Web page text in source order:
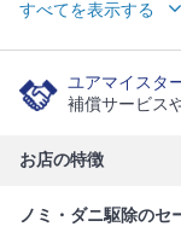
すべてを表示する
ユアマイスタ
補償サービス
お店の特徴
ノミ・ダニ駆除のセ